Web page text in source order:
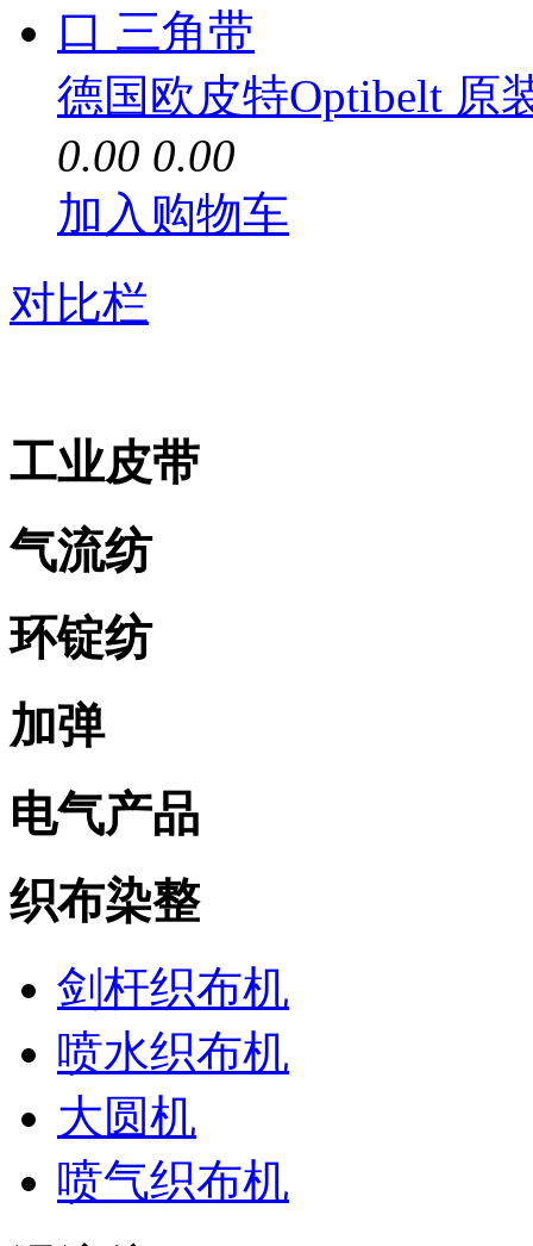
德国欧皮特Optibelt 原
0.00 0.00
加入购物车
对比栏
工业皮带
气流纺
环锭纺
加弹
电气产品
织布染整
剑杆织布机
喷水织布机
大圆机
喷气织布机